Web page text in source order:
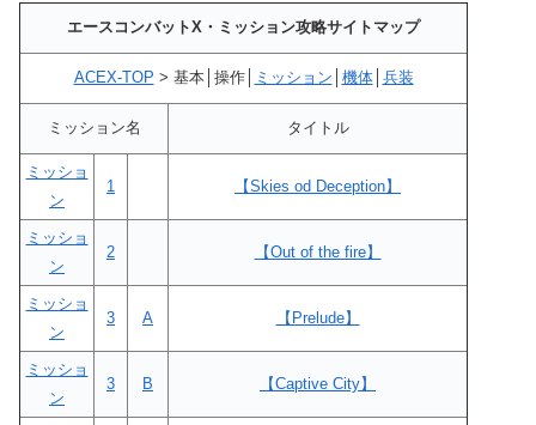
エースコンバットX・ミッション攻略サイトマップ
ACEX-TOP > 基本│操作│ ミッション 機体│ 兵装
ミッション名 タイトル
ミッショ
ン
1 【Skies od Deception】
ミッショ
ン
2 【Out of the fire】
ミッショ
ン
3 A 【Prelude】
ミッショ
ン
3 B 【Captive City】